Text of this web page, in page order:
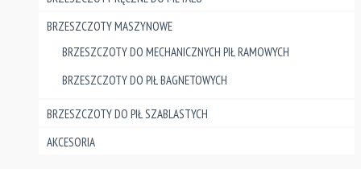
BRZESZCZOTY MASZYNOWE
BRZESZCZOTY DO MECHANICZNYCH PIŁ RAMOWYCH
BRZESZCZOTY DO PIŁ BAGNETOWYCH
BRZESZCZOTY DO PIŁ SZABLASTYCH
AKCESORIA